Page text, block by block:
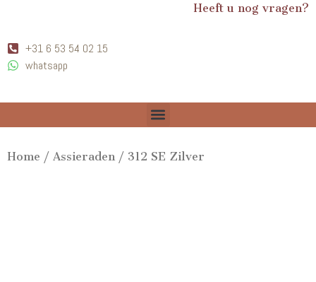
Heeft u nog vragen?
+31 6 53 54 02 15
whatsapp
Home / Assieraden / 312 SE Zilver